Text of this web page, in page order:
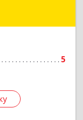
5
пр-т